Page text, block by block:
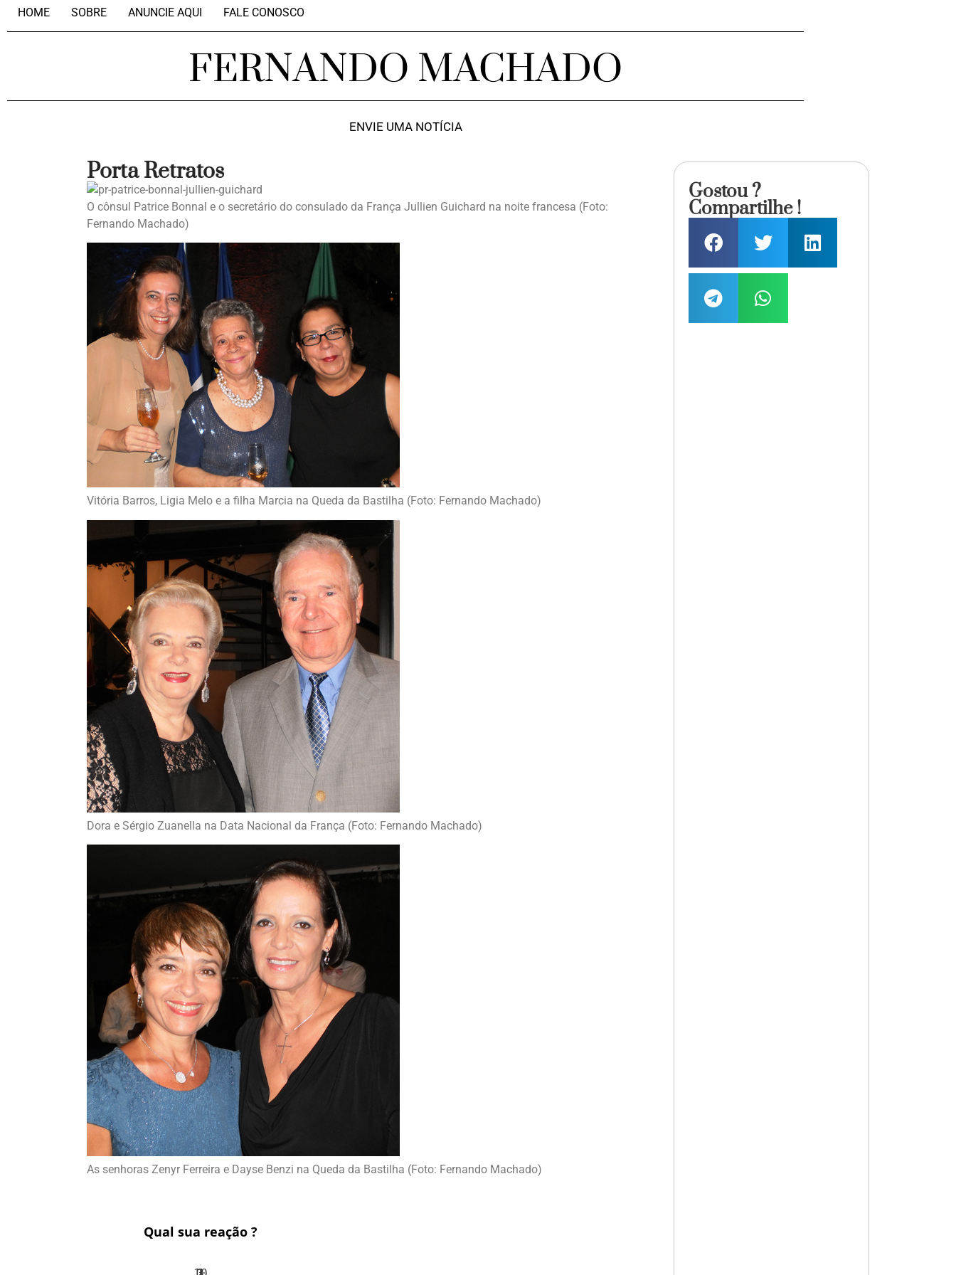
HOME SOBRE ANUNCIE AQUI FALE CONOSCO
FERNANDO MACHADO
ENVIE UMA NOTÍCIA
Porta Retratos
O cônsul Patrice Bonnal e o secretário do consulado da França Jullien Guichard na noite francesa (Foto:
Fernando Machado)
Vitória Barros, Ligia Melo e a filha Marcia na Queda da Bastilha (Foto: Fernando Machado)
Dora e Sérgio Zuanella na Data Nacional da França (Foto: Fernando Machado)
As senhoras Zenyr Ferreira e Dayse Benzi na Queda da Bastilha (Foto: Fernando Machado)
Qual sua reação ?
Gostou ?
Compartilhe !